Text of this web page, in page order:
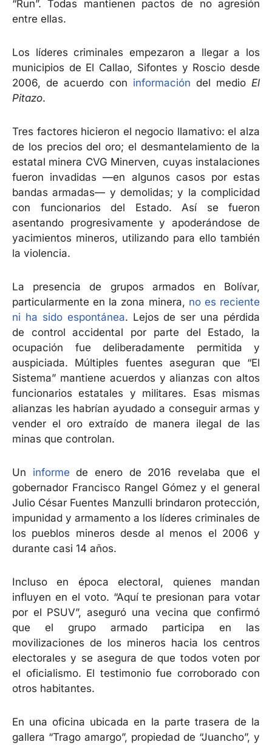
“Run”. Todas mantienen pactos de no agresión
entre ellas.
Los líderes criminales empezaron a llegar a los
municipios de El Callao, Sifontes y Roscio desde
2006, de acuerdo con información del medio El
Pitazo.
Tres factores hicieron el negocio llamativo: el alza
de los precios del oro; el desmantelamiento de la
estatal minera CVG Minerven, cuyas instalaciones
fueron invadidas —en algunos casos por estas
bandas armadas— y demolidas; y la complicidad
con funcionarios del Estado. Así se fueron
asentando progresivamente y apoderándose de
yacimientos mineros, utilizando para ello también
la violencia.
La presencia de grupos armados en Bolívar,
particularmente en la zona minera, no es reciente
ni ha sido espontánea. Lejos de ser una pérdida
de control accidental por parte del Estado, la
ocupación fue deliberadamente permitida y
auspiciada. Múltiples fuentes aseguran que “El
Sistema” mantiene acuerdos y alianzas con altos
funcionarios estatales y militares. Esas mismas
alianzas les habrían ayudado a conseguir armas y
vender el oro extraído de manera ilegal de las
minas que controlan.
Un informe de enero de 2016 revelaba que el
gobernador Francisco Rangel Gómez y el general
Julio César Fuentes Manzulli brindaron protección,
impunidad y armamento a los líderes criminales de
los pueblos mineros desde al menos el 2006 y
durante casi 14 años.
Incluso en época electoral, quienes mandan
influyen en el voto. “Aquí te presionan para votar
por el PSUV”, aseguró una vecina que confirmó
que el grupo armado participa en las
movilizaciones de los mineros hacia los centros
electorales y se asegura de que todos voten por
el oficialismo. El testimonio fue corroborado con
otros habitantes.
En una oficina ubicada en la parte trasera de la
gallera “Trago amargo”, propiedad de “Juancho”, y